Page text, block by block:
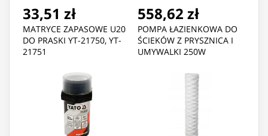
33,51 zł
MATRYCE ZAPASOWE U20
DO PRASKI YT-21750, YT-
21751
558,62 zł
POMPA ŁAZIENKOWA DO
ŚCIEKÓW Z PRYSZNICA I
UMYWALKI 250W